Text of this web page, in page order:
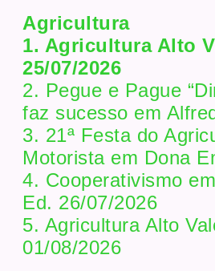
Agricultura
1. Agricultura Alto
25/07/2026
2. Pegue e Pague
faz sucesso em
3. 21ª Festa do
Motorista em Dona
4. Cooperativismo
Ed. 26/07/2026
5. Agricultura Alto
01/08/2026